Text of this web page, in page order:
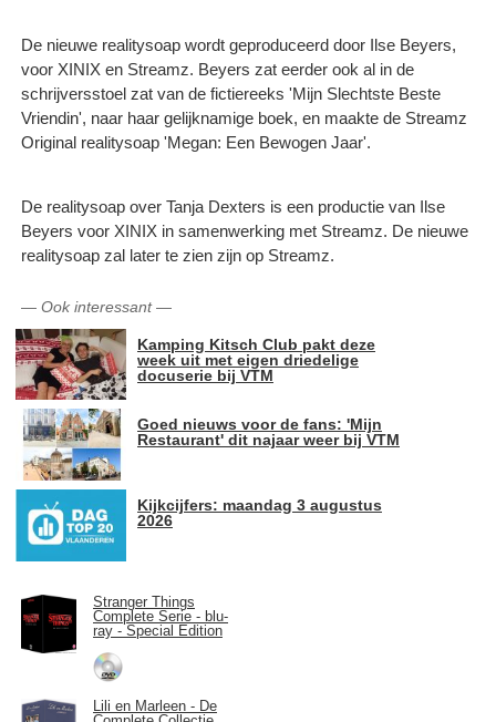
De nieuwe realitysoap wordt geproduceerd door Ilse Beyers,
voor XINIX en Streamz. Beyers zat eerder ook al in de
schrijversstoel zat van de fictiereeks 'Mijn Slechtste Beste
Vriendin', naar haar gelijknamige boek, en maakte de Streamz
Original realitysoap 'Megan: Een Bewogen Jaar'.
De realitysoap over Tanja Dexters is een productie van Ilse
Beyers voor XINIX in samenwerking met Streamz. De nieuwe
realitysoap zal later te zien zijn op Streamz.
— Ook interessant—
Kamping Kitsch Club pakt deze
week uit met eigen driedelige
docuserie bij VTM
Goed nieuws voor de fans: 'Mijn
Restaurant' dit najaar weer bij VTM
Kijkcijfers: maandag 3 augustus
2026
Stranger Things
Complete Serie - blu-
ray - Special Edition
Lili en Marleen - De